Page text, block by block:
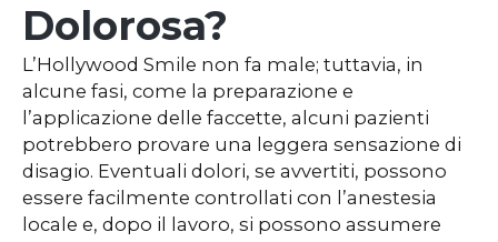
Dolorosa?
L’Hollywood Smile non fa male; tuttavia, in
alcune fasi, come la preparazione e
l’applicazione delle faccette, alcuni pazienti
potrebbero provare una leggera sensazione di
disagio. Eventuali dolori, se avvertiti, possono
essere facilmente controllati con l’anestesia
locale e, dopo il lavoro, si possono assumere